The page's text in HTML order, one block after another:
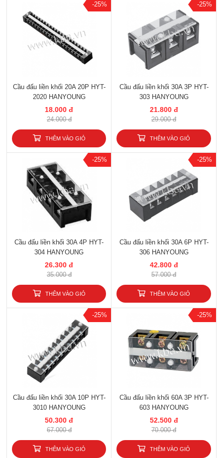
-25%
Cầu đấu liền khối 20A 20P HYT-
2020 HANYOUNG
18.000 đ
24.000 đ
THÊM VÀO GIỎ
-25%
Cầu đấu liền khối 30A 3P HYT-
303 HANYOUNG
21.800 đ
29.000 đ
THÊM VÀO GIỎ
-25%
Cầu đấu liền khối 30A 4P HYT-
304 HANYOUNG
26.300 đ
35.000 đ
THÊM VÀO GIỎ
-25%
Cầu đấu liền khối 30A 6P HYT-
306 HANYOUNG
42.800 đ
57.000 đ
THÊM VÀO GIỎ
-25%
Cầu đấu liền khối 30A 10P HYT-
3010 HANYOUNG
50.300 đ
67.000 đ
THÊM VÀO GIỎ
-25%
Cầu đấu liền khối 60A 3P HYT-
603 HANYOUNG
52.500 đ
70.000 đ
THÊM VÀO GIỎ